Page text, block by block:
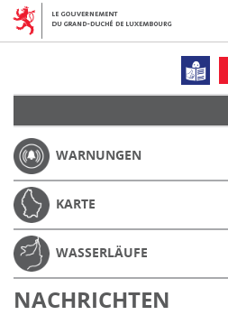
WARNUNGEN
KARTE
WASSERLÄUFE
NACHRICHTEN